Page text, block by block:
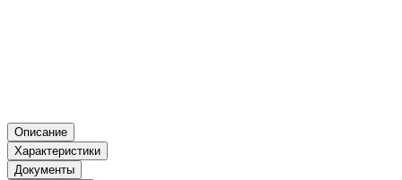
Описание
Характеристики
Документы